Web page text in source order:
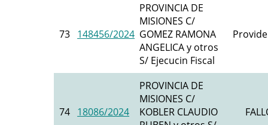
73 148456/2024
PROVINCIA DE
MISIONES C/
GOMEZ RAMONA
ANGELICA y otros
S/ Ejecucin Fiscal
74 18086/2024
PROVINCIA DE
MISIONES C/
KOBLER CLAUDIO